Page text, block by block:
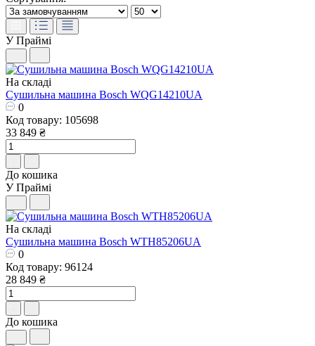
У Праймі
На складі
Сушильна машина Bosch WQG14210UA
0
Код товару: 105698
33 849 ₴
До кошика
У Праймі
На складі
Сушильна машина Bosch WTH85206UA
0
Код товару: 96124
28 849 ₴
До кошика